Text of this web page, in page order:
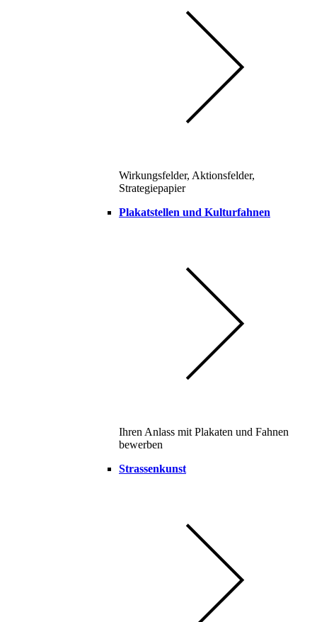
Wirkungsfelder, Aktionsfelder,
Strategiepapier
Plakatstellen und Kulturfahnen
Ihren Anlass mit Plakaten und Fahnen
bewerben
Strassenkunst